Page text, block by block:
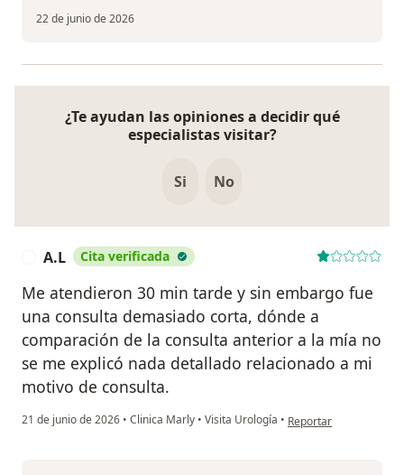
22 de junio de 2026
¿Te ayudan las opiniones a decidir qué
especialistas visitar?
Si No
A.L Cita verificada
Me atendieron 30 min tarde y sin embargo fue
una consulta demasiado corta, dónde a
comparación de la consulta anterior a la mía no
se me explicó nada detallado relacionado a mi
motivo de consulta.
21 de junio de 2026 • Clinica Marly • Visita Urología • en opinión del usuario
Reportar